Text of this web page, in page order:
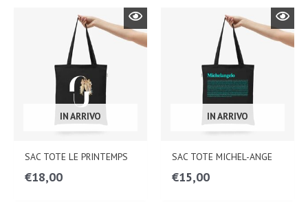
IN ARRIVO
SAC TOTE LE PRINTEMPS
€18,00
IN ARRIVO
SAC TOTE MICHEL-ANGE
€15,00